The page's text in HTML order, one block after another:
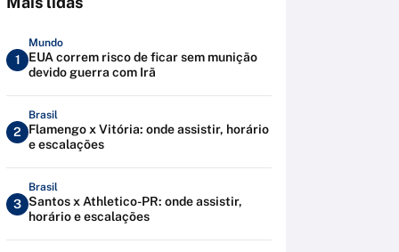
1
Mundo
EUA correm risco de ficar sem munição
devido guerra com Irã
2
Brasil
Flamengo x Vitória: onde assistir, horário
e escalações
3
Brasil
Santos x Athletico-PR: onde assistir,
horário e escalações